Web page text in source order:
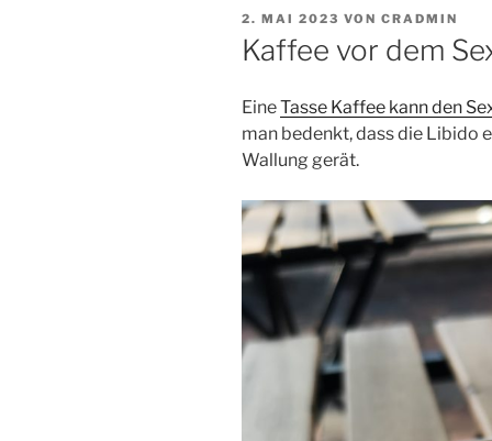
VERÖFFENTLICHT
AM
2. MAI 2023 VON CRADMIN
Kaffee vor dem
EineTasse Kaffee kann den
man bedenkt, dass die Libido
Wallung gerät.